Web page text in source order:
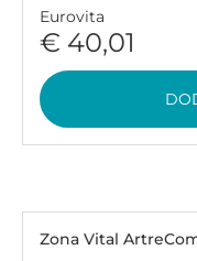
Eurovita
€ 40,01
Zona Vital